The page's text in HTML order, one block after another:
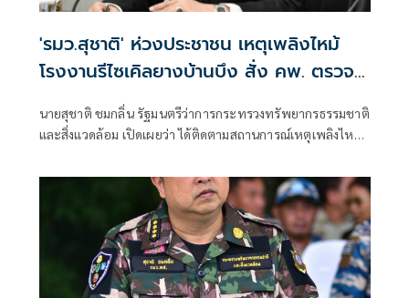
'รมว.สุชาติ' ห่วงประชาชน เหตุเพลิงไหม้
โรงงานรีไซเคิลยางบ้านบึง สั่ง คพ. ตรวจ
คุณภาพอากาศเข้ม-แจ้งเตือนประชาชนใกล้
ชิด
นายสุชาติ ชมกลิ่น รัฐมนตรีว่าการกระทรวงทรัพยากรธรรมชาติ
และสิ่งแวดล้อม เปิดเผยว่า ได้ติดตามสถานการณ์เหตุเพลิงไหม้
จำกัด ตำบลคลองกิ่ว อำเภอบ้านบึง จังหวัดชลบุรี อย่างใกล้ชิด
ด้วยความห่วงใยผลกระทบด้านมลพิษและสุขภาพของ
ประชาชน พร้อมสั่งการให้กรมควบคุมมลพิษ (คพ.) บูรณาการ
หน่วยงานที่เกี่ยวข้อง เร่งสนับสนุนการระงับเหตุ ตรวจสอบ
คุณภาพอากาศและสิ่งแวดล้อม รวมถึงแจ้งเตือนประชาชนอย่าง
ต่อเนื่องจนกว่าสถานการณ์จะคลี่คลาย